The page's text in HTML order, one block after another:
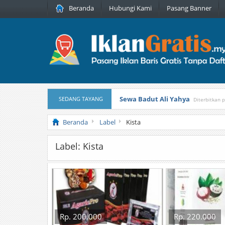
Beranda Hubungi Kami Pasang Banner
SEDANG TAYANG Sewa Badut Ali Yahya Diterbitkan
Honda Brio 1.3 E AT CBU 2012
Beranda Label Kista
Label: Kista
Rp. 200.000 Rp. 220.000